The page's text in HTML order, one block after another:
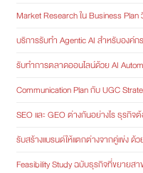
Market Research ใน Business
บริการรับทำ Agentic AI สำหรับองค์
รับทำการตลาดออนไลน์ด้วย AI
Communication Plan กับ UGC
SEO และ GEO ต่างกันอย่างไร ธุรกิจ
รับสร้างแบรนด์ให้แตกต่างจากคู่แข่ง ด้
Feasibility Study ฉบับธุรกิจที่ขยายสา